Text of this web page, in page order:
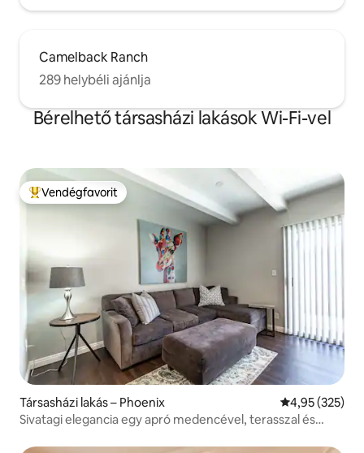
Camelback Ranch
289 helybéli ajánlja
Bérelhető társasházi lakások Wi-Fi-vel
Kiemelt vendégfavorit
Vendégfavorit
Társasházi lakás – Phoenix Átlagos
4,95 (325)
Sivatagi elegancia egy apró medencével, terasszal és